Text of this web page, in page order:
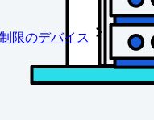
限のデバイス